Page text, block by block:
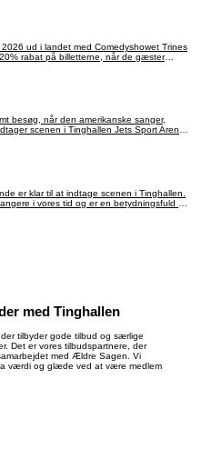
rabat på billetterne, når de gæster
besøg, når den amerikanske sanger,
scenen i Tinghallen Jets Sport Arena
til dato: Songs From My Kitchen,
er klar til at indtage scenen i Tinghallen.
i vores tid og er en betydningsfuld del
på din billet som medlem af Ældre
med Tinghallen
tilbyder gode tilbud og særlige
Det er vores tilbudspartnere, der
med Ældre Sagen. Vi
værdi og glæde ved at være medlem